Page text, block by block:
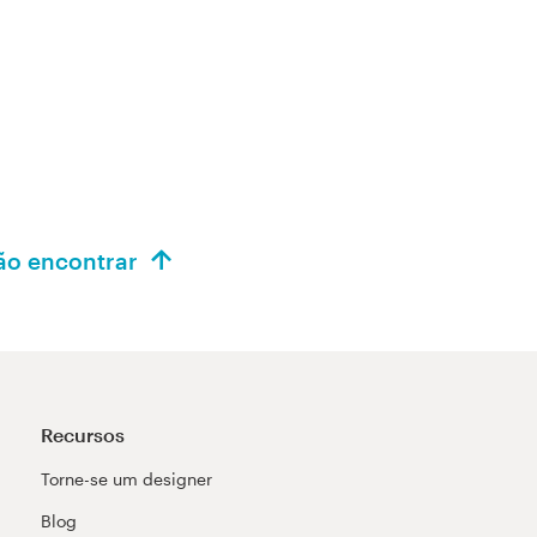
encontrar
Recursos
Torne-se um designer
Blog